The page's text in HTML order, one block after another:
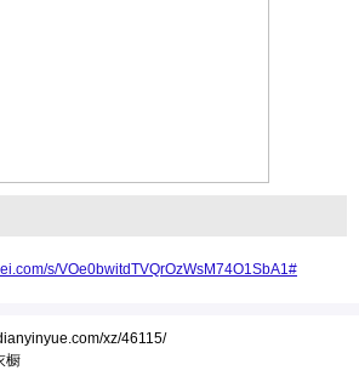
s/VOe0bwitdTVQrOzWsM74O1SbA1#
xz/46115/
橱